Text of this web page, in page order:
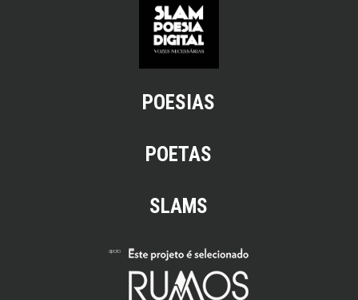
POESIAS
POETAS
SLAMS
apoio